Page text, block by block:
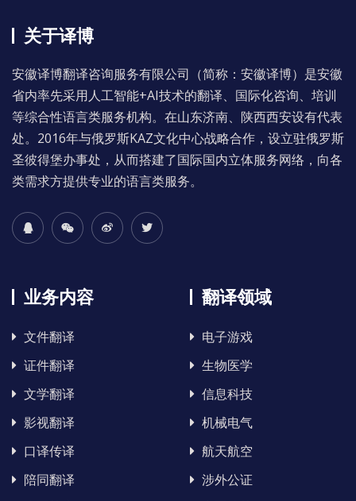
关于译博
安徽译博翻译咨询服务有限公司（简称：安徽译博）是安徽
省内率先采用人工智能+AI技术的翻译、国际化咨询、培训
等综合性语言类服务机构。在山东济南、陕西西安设有代表
处。2016年与俄罗斯KAZ文化中心战略合作，设立驻俄罗斯
圣彼得堡办事处，从而搭建了国际国内立体服务网络，向各
类需求方提供专业的语言类服务。
业务内容
文件翻译
证件翻译
文学翻译
影视翻译
口译传译
陪同翻译
翻译领域
电子游戏
生物医学
信息科技
机械电气
航天航空
涉外公证